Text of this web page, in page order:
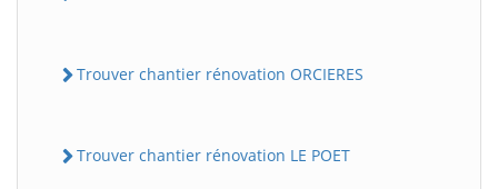
Trouver chantier rénovation ORCIERES
Trouver chantier rénovation LE POET